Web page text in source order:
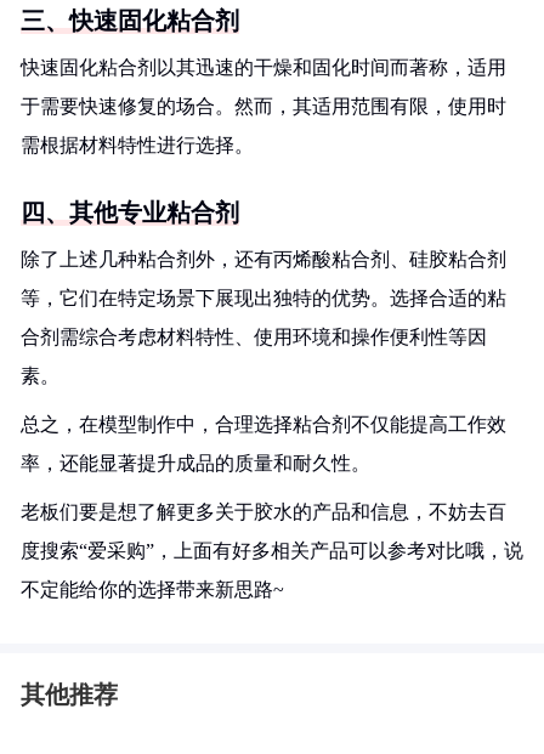
三、快速固化粘合剂
快速固化粘合剂以其迅速的干燥和固化时间而著称，适用
于需要快速修复的场合。然而，其适用范围有限，使用时
需根据材料特性进行选择。
四、其他专业粘合剂
除了上述几种粘合剂外，还有丙烯酸粘合剂、硅胶粘合剂
等，它们在特定场景下展现出独特的优势。选择合适的粘
合剂需综合考虑材料特性、使用环境和操作便利性等因
素。
总之，在模型制作中，合理选择粘合剂不仅能提高工作效
率，还能显著提升成品的质量和耐久性。
老板们要是想了解更多关于胶水的产品和信息，不妨去百
度搜索“爱采购”，上面有好多相关产品可以参考对比哦，说
不定能给你的选择带来新思路~
其他推荐